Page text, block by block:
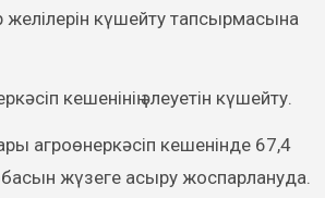
желілерін күшейту тапсырмасына
кешенінің әлеуетін күшейту.
агроөнеркәсіп кешенінде 67,4
жүзеге асыру жоспарлануда.